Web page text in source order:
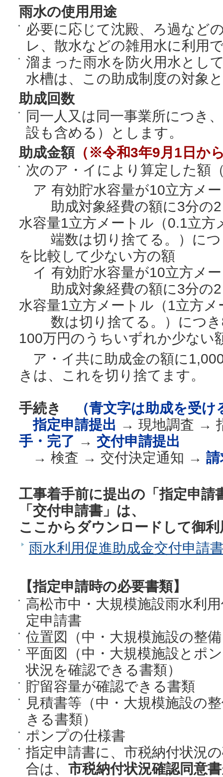
雨水の使用用途
必要に応じて沈殿、ろ過など
レ、散水などの雑用水に利用
溜まった雨水を防火用水とし
水槽は、この助成制度の対象
助成回数
同一人又は同一事業所につき
設も含める）とします。
助成金額（※令和3年9月1日か
次のア・イにより算定した額
ア 有効貯水容量が10立方メ
助成対象経費の額に3分の2
水容量1立方メートル（0.1立方
端数は切り捨てる。）につ
を比較して少ない方の額
イ 有効貯水容量が10立方メ
助成対象経費の額に3分の2
水容量1立方メートル（1立方
数は切り捨てる。）につき
100万円のうちいずれか少ない
ア・イ共に助成金の額に
きは、これを切り捨てます。
手続き
（青文字は助成を受
指定申請提出 → 現地調査 →
手・完了 → 交付申請提出
→ 検査 → 交付決定通知 →
工事着手前に提出の「指定申請
「交付申請書」は、
ここからダウンロードして御
雨水利用促進助成金交付申請
【指定申請時の必要書類】
高松市中・大規模施設雨水利
定申請書
位置図（中・大規模施設の整
平面図（中・大規模施設とポ
状況を確認できる書類）
貯留容量が確認できる書類
見積書等（中・大規模施設の
きる書類）
ポンプの仕様書
指定申請書に、市税納付状況
合は、 市税納付状況確認同意書